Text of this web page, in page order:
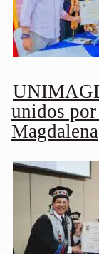
unidos
Magdalena